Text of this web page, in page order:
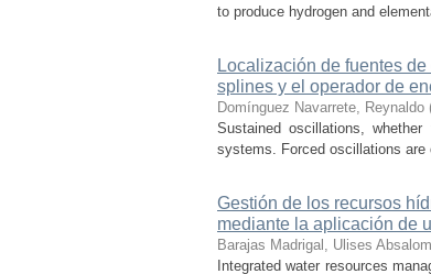
to produce hydrogen and
Localización de fuentes
splines y el operador de
Domínguez Navarrete, Reynaldo
Sustained oscillations,
systems. Forced oscillations
Gestión de los recursos
mediante la aplicación de
Barajas Madrigal, Ulises Absalom
Integrated water resources